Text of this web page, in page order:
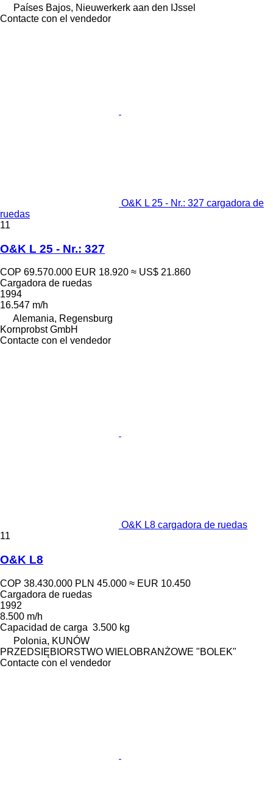
Países Bajos, Nieuwerkerk aan den IJssel
Contacte con el vendedor
O&K L 25 - Nr.: 327 cargadora de
ruedas
11
O&K L 25 - Nr.: 327
COP 69.570.000 EUR 18.920 ≈ US$ 21.860
Cargadora de ruedas
1994
16.547 m/h
Alemania, Regensburg
Kornprobst GmbH
Contacte con el vendedor
O&K L8 cargadora de ruedas
11
O&K L8
COP 38.430.000 PLN 45.000 ≈ EUR 10.450
Cargadora de ruedas
1992
8.500 m/h
Capacidad de carga 3.500 kg
Polonia, KUNÓW
PRZEDSIĘBIORSTWO WIELOBRANŻOWE "BOLEK"
Contacte con el vendedor